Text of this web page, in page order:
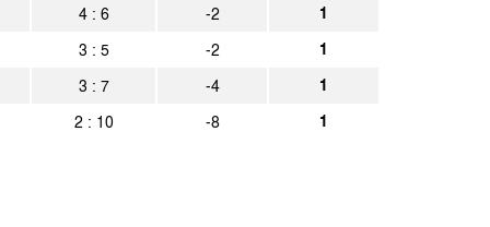
1935
Spielbericht
Spielbericht
4 : 6 -2 1
3 : 5 -2 1
3 : 7 -4 1
2 : 10 -8 1